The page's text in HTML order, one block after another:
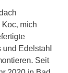
mich
Edelstahl
Seit